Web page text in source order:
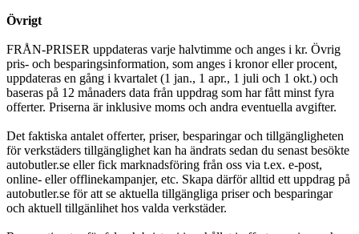
Övrigt
FRÅN-PRISER uppdateras varje halvtimme och anges i kr. Övrig
pris- och besparingsinformation, som anges i kronor eller procent,
uppdateras en gång i kvartalet (1 jan., 1 apr., 1 juli och 1 okt.) och
baseras på 12 månaders data från uppdrag som har fått minst fyra
offerter. Priserna är inklusive moms och andra eventuella avgifter.
Det faktiska antalet offerter, priser, besparingar och tillgängligheten
för verkstäders tillgänglighet kan ha ändrats sedan du senast besökte
autobutler.se eller fick marknadsföring från oss via t.ex. e-post,
online- eller offlinekampanjer, etc. Skapa därför alltid ett uppdrag på
autobutler.se för att se aktuella tillgängliga priser och besparingar
och aktuell tillgänlihet hos valda verkstäder.